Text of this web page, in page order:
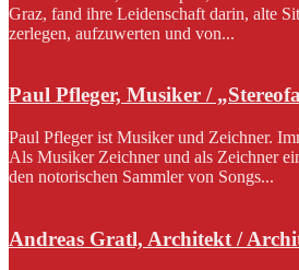
Graz, fand ihre Leidenschaft darin, alte
zerlegen, aufzuwerten und von...
Paul Pfleger, Musiker /
Paul Pfleger ist Musiker und Zeichner.
Als Musiker Zeichner und als Zeichner
den notorischen Sammler von Songs...
Andreas Gratl, Architekt /